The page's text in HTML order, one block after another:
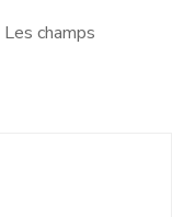
Les champs